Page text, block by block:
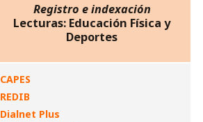
Registro e indexación
Lecturas: Educación Física y
Deportes
CAPES
REDIB
Dialnet Plus